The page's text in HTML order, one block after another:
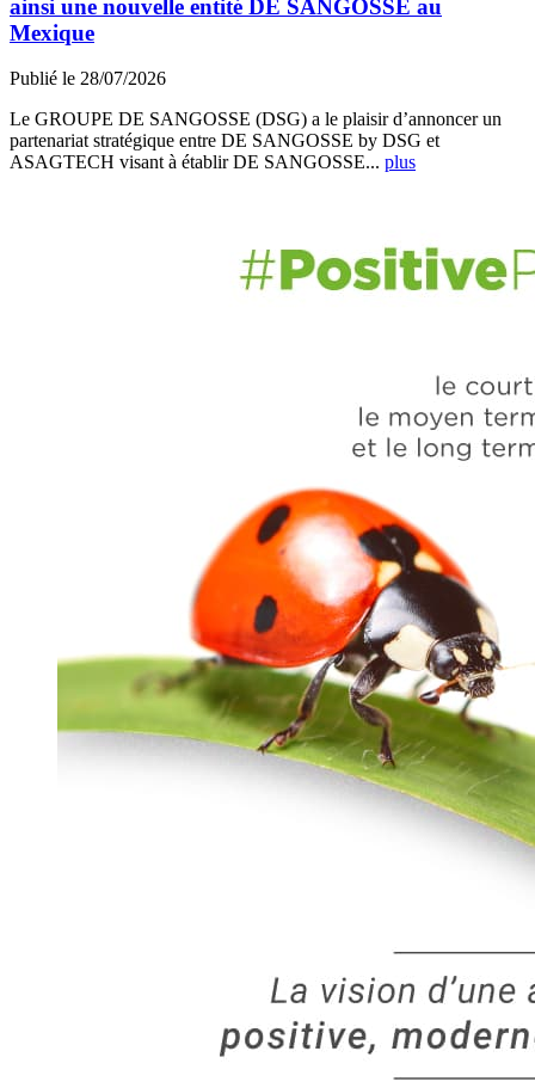
ainsi une nouvelle entité DE SANGOSSE au
Mexique
Publié le 28/07/2026
Le GROUPE DE SANGOSSE (DSG) a le plaisir d’annoncer un
partenariat stratégique entre DE SANGOSSE by DSG et
ASAGTECH visant à établir DE SANGOSSE... plus